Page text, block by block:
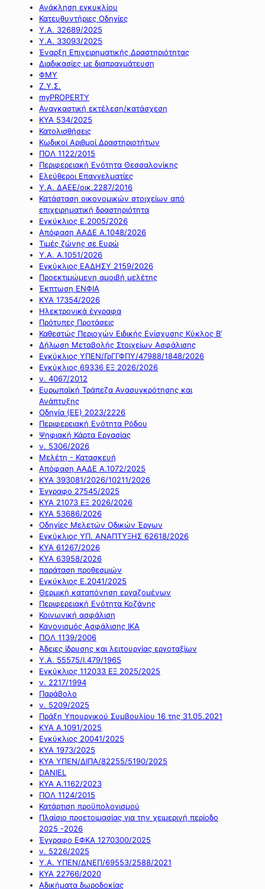
Ανάκληση εγκυκλίου
Κατευθυντήριες Οδηγίες
Υ.Α. 32689/2025
Υ.Α. 33093/2025
Έναρξη Επιχειρηματικής Δραστηριότητας
Διαδικασίες με διαπραγμάτευση
ΦΜΥ
Ζ.Υ.Σ.
myPROPERTY
Αναγκαστική εκτέλεση/κατάσχεση
ΚΥΑ 534/2025
Κατολισθήσεις
Κωδικοί Αριθμοί Δραστηριοτήτων
ΠΟΛ 1122/2015
Περιφερειακή Ενότητα Θεσσαλονίκης
Ελεύθεροι Επαγγελματίες
Υ.Α. ΔΑΕΕ/οικ.2287/2016
Κατάσταση οικονομικών στοιχείων από
επιχειρηματική δραστηριότητα
Εγκύκλιος Ε.2005/2026
Απόφαση ΑΑΔΕ Α.1048/2026
Τιμές ζώνης σε Ευρώ
Υ.Α. Α.1051/2026
Εγκύκλιος ΕΑΔΗΣΥ 2159/2026
Προεκτιμώμενη αμοιβή μελέτης
Έκπτωση ΕΝΦΙΑ
ΚΥΑ 17354/2026
Ηλεκτρονικά έγγραφα
Πρότυπες Προτάσεις
Καθεστώς Περιοχών Ειδικής Ενίσχυσης Κύκλος Β’
Δήλωση Μεταβολής Στοιχείων Ασφάλισης
Εγκύκλιος ΥΠΕΝ/ΓρΓΓΦΠΥ/47988/1848/2026
Εγκύκλιος 69336 ΕΞ 2026/2026
ν. 4067/2012
Ευρωπαϊκή Τράπεζα Ανασυγκρότησης και
Ανάπτυξης
Οδηγία (ΕΕ) 2023/2226
Περιφερειακή Ενότητα Ρόδου
Ψηφιακή Κάρτα Εργασίας
ν. 5306/2026
Μελέτη - Κατασκευή
Απόφαση ΑΑΔΕ Α.1072/2025
ΚΥΑ 393081/2026/10211/2026
Έγγραφο 27545/2025
ΚΥΑ 21073 ΕΞ 2026/2026
ΚΥΑ 53686/2026
Οδηγίες Μελετών Οδικών Έργων
Εγκύκλιος ΥΠ. ΑΝΑΠΤΥΞΗΣ 62618/2026
ΚΥΑ 61267/2026
ΚΥΑ 63958/2026
παράταση προθεσμιών
Εγκύκλιος Ε.2041/2025
Θερμική καταπόνηση εργαζομένων
Περιφερειακή Ενότητα Κοζάνης
Κοινωνική ασφάλιση
Κανονισμός Ασφάλισης ΙΚΑ
ΠΟΛ 1139/2006
Άδειες ίδρυσης και λειτουργίας εργοταξίων
Υ.Α. 55575/Ι.479/1965
Εγκύκλιος 112033 ΕΞ 2025/2025
ν. 2217/1994
Παράβολο
ν. 5209/2025
Πράξη Υπουργικού Συμβουλίου 16 της 31.05.2021
ΚΥΑ Α.1091/2025
Εγκύκλιος 20041/2025
ΚΥΑ 1973/2025
ΚΥΑ ΥΠΕΝ/ΔΙΠΑ/82255/5190/2025
DANIEL
ΚΥΑ Α.1162/2023
ΠΟΛ 1124/2015
Κατάρτιση προϋπολογισμού
Πλαίσιο προετοιμασίας για την χειμερινή περίοδο
2025 -2026
Έγγραφο ΕΦΚΑ 1270300/2025
ν. 5226/2025
Υ.Α. ΥΠΕΝ/ΔΝΕΠ/69553/2588/2021
ΚΥΑ 22766/2020
Αδικήματα δωροδοκίας